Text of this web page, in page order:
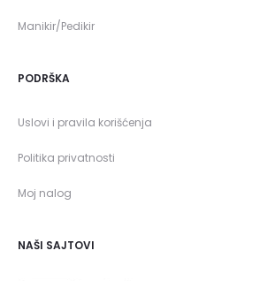
Manikir/Pedikir
PODRŠKA
Uslovi i pravila korišćenja
Politika privatnosti
Moj nalog
NAŠI SAJTOVI